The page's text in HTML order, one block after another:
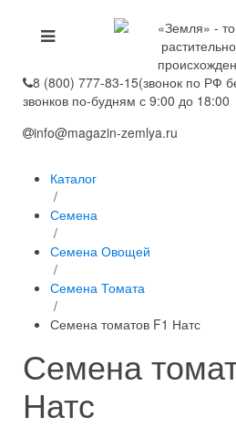
8 (800) 777-83-15(звонок по РФ
звонков по-будням с 9:00 до 18:00
info@magazin-zemlya.ru
Каталог
/
Семена
/
Семена Овощей
/
Семена Томата
/
Семена томатов F1 Натс
Семена
Натс